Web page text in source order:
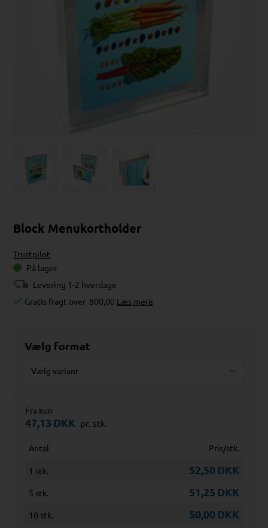
Block Menukortholder
Trustpilot
På lager
Levering 1-2 hverdage
Gratis fragt over 800,00 Læs mere
Vælg format
Fra kun
47,13 DKK pr. stk.
Antal Pris/stk.
1 stk. 52,50DKK
5 stk. 51,25 DKK
10 stk. 50,00DKK